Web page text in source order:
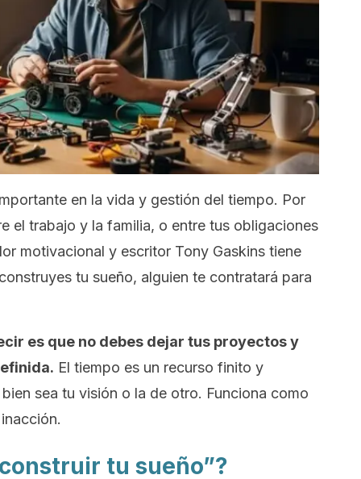
en la vida y gestión del tiempo. Por
el trabajo y la familia, o entre tus obligaciones
motivacional y escritor Tony Gaskins tiene
tu sueño, alguien te contratará para
es que no debes dejar tus proyectos y
El tiempo es un recurso finito y
sea tu visión o la de otro. Funciona como
tu sueño”?